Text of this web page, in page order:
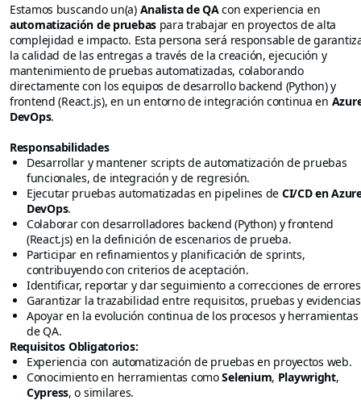
Estamos buscando un(a) Analista de QAcon experiencia en
automatización de pruebas para trabajar en proyectos de alta
complejidad e impacto. Esta persona será responsable de
la calidad de las entregas a través de la creación, ejecución y
mantenimiento de pruebas automatizadas, colaborando
directamente con los equipos de desarrollo backend (Python) y
frontend (React.js), en un entorno de integración continua en
DevOps.
Responsabilidades
Desarrollar y mantener scripts de automatización de pruebas
funcionales, de integración y de regresión.
Ejecutar pruebas automatizadas en pipelines de CI/CD en
DevOps.
Colaborar con desarrolladores backend (Python) y frontend
(React.js) en la definición de escenarios de prueba.
Participar en refinamientos y planificación de sprints,
contribuyendo con criterios de aceptación.
Identificar, reportar y dar seguimiento a correcciones de
Garantizar la trazabilidad entre requisitos, pruebas y
Apoyar en la evolución continua de los procesos y herramientas
de QA.
Requisitos Obligatorios:
Experiencia con automatización de pruebas en proyectos web.
Conocimiento en herramientas comoSelenium, Playwright,
Cypress, o similares.